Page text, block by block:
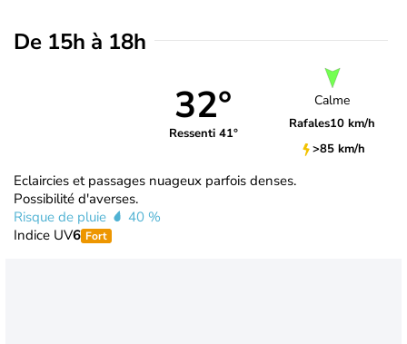
De 15h à 18h
32°
Ressenti 41°
Calme
Rafales10 km/h
>85 km/h
Eclaircies et passages nuageux parfois denses.
Possibilité d'averses.
Risque de pluie
40 %
Indice UV6 Fort